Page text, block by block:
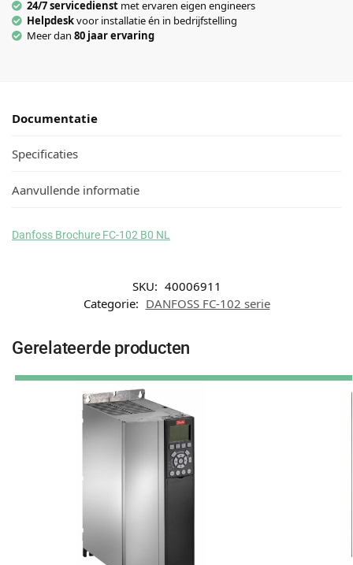
24/7 servicedienst met ervaren eigen engineers
Helpdeskvoor installatie én in bedrijfstelling
Meer dan 80 jaar ervaring
Documentatie
Specificaties
Aanvullende informatie
Danfoss Brochure FC-102 B0 NL
SKU: 40006911
Categorie: DANFOSS FC-102 serie
Gerelateerde producten